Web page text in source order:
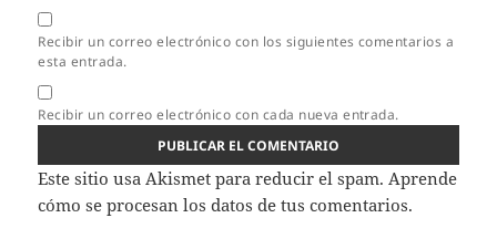
Recibir un correo electrónico con los siguientes comentarios a
esta entrada.
Recibir un correo electrónico con cada nueva entrada.
Este sitio usa Akismet para reducir el spam.Aprende
cómo se procesan los datos de tus comentarios.